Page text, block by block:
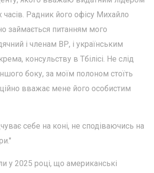
часів. Радник його офісу Михайло
займається питанням мого
і членам ВР, і українським
консульству в Тбілісі. Не слід
боку, за моїм полоном стоїть
вважає мене його особистим
себе на коні, не сподіваючись на
у 2025 році, що американські